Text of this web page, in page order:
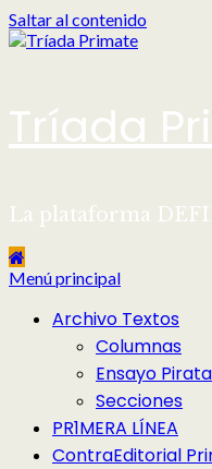
Saltar al contenido
Tríada
La plataforma
Menú principal
Archivo Textos
Columnas
Ensayo Pirata
Secciones
PR1MERA LÍNEA
ContraEditorial